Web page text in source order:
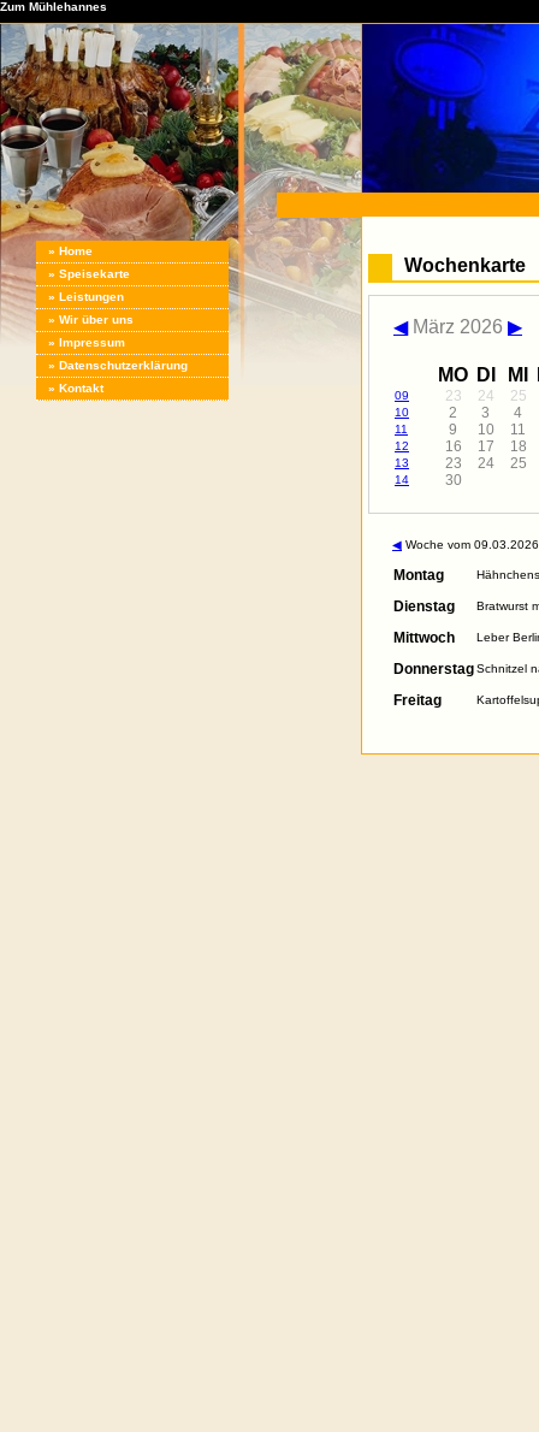
Zum Mühlehannes
Wochenkarte
◀März 2026 ▶
MO DI MI
09 23 24 25
10 2 3 4
11 9 10 11
12 16 17 18
13 23 24 25
14 30
◀ Woche vom
Montag
Dienstag Bratwurst
Mittwoch Leber
DonnerstagSchnitzel
Freitag
» Home
» Speisekarte
» Leistungen
» Wir über uns
» Impressum
» Datenschutzerklärung
» Kontakt